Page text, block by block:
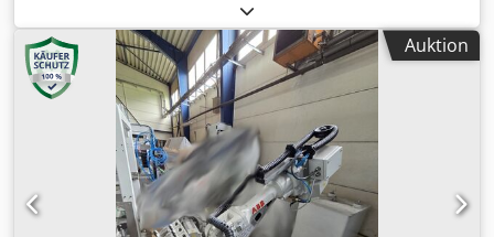
3 kg
mm, Kein Mindestpreis - garantierter Verkauf zum
höchsten Gebot! Versteigerung von zwei ABB IRB 360
(Flexpicker) inkl. Vision System! TECHNISCHE DETAILS
Traglast: 3 kg Durchmesser Arbeitsbereich: 1.130 mm
Positionswiederholgenauigkeit: 0,03–0,1 mm
Bahnwiederholgenauigkeit: 0,1–0,33 mm MASCHINEN-
DETAILS Gewicht: 120 kg Netzspannung: 200–600 V
Netzfrequenz: 60 Hz Leistungsaufnahme bei maximaler
Last: 0,477 kW Nutzlast Pick-&-Place-Zyklus: 1 kg
Auktion